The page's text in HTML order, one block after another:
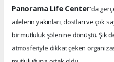
Panorama Life Center'da
ailelerin yakınları, dostları ve çok
bir mutluluk şölenine dönüştü. Şık
atmosferiyle dikkat çeken